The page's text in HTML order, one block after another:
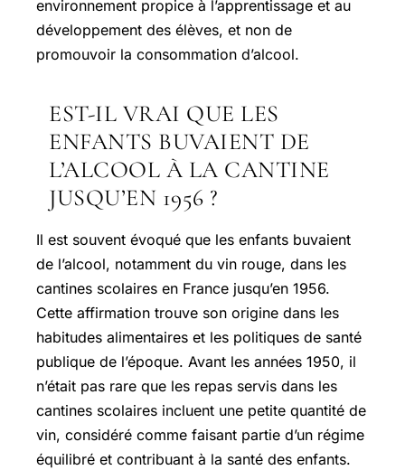
environnement propice à l’apprentissage et au
développement des élèves, et non de
promouvoir la consommation d’alcool.
EST-IL VRAI QUE LES
ENFANTS BUVAIENT DE
L’ALCOOL À LA CANTINE
JUSQU’EN 1956 ?
Il est souvent évoqué que les enfants buvaient
de l’alcool, notamment du vin rouge, dans les
cantines scolaires en France jusqu’en 1956.
Cette affirmation trouve son origine dans les
habitudes alimentaires et les politiques de santé
publique de l’époque. Avant les années 1950, il
n’était pas rare que les repas servis dans les
cantines scolaires incluent une petite quantité de
vin, considéré comme faisant partie d’un régime
équilibré et contribuant à la santé des enfants.